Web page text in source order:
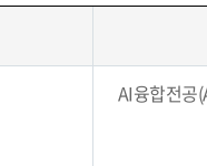
AI융합전공